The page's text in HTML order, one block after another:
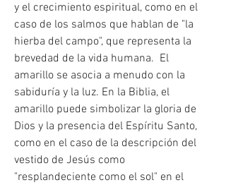
y el crecimiento espiritual, como en el
caso de los salmos que hablan de "la
hierba del campo", que representa la
brevedad de la vida humana.  El
amarillo se asocia a menudo con la
sabiduría y la luz. En la Biblia, el
amarillo puede simbolizar la gloria de
Dios y la presencia del Espíritu Santo,
como en el caso de la descripción del
vestido de Jesús como
"resplandeciente como el sol" en el